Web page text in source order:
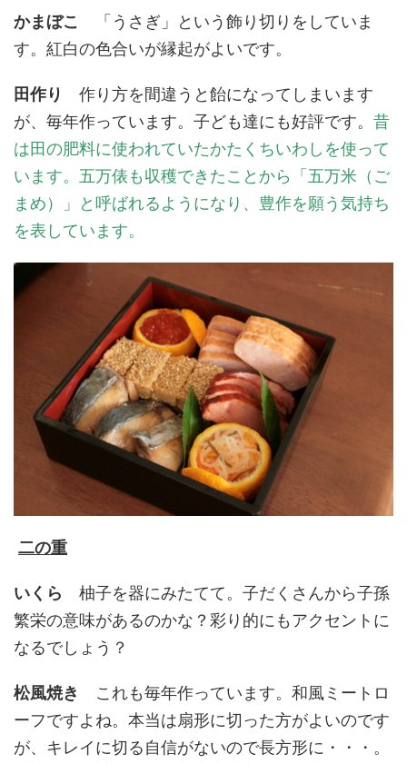
かまぼこ
「うさぎ」という飾り切りをしていま
す。紅白の色合いが縁起がよいです。
田作り
作り方を間違うと飴になってしまいます
が、毎年作っています。子ども達にも好評です。 昔
は田の肥料に使われていたかたくちいわしを使って
います。五万俵も収穫できたことから「五万米（ご
まめ）」と呼ばれるようになり、豊作を願う気持ち
を表しています。
二の重
いくら 柚子を器にみたてて。子だくさんから子孫
繁栄の意味があるのかな？彩り的にもアクセントに
なるでしょう？
松風焼き
これも毎年作っています。和風ミートロ
ーフですよね。本当は扇形に切った方がよいのです
が、キレイに切る自信がないので長方形に・・・。